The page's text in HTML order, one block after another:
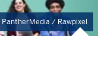
PantherMedia / Rawpixel